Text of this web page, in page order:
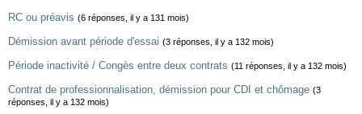
RC ou préavis (6 réponses, il y a 131 mois)
Démission avant période d'essai (3 réponses, il y a 132 mois)
Période inactivité / Congès entre deux contrats (11 réponses, il y a 132 mois)
Contrat de professionnalisation, démission pour CDI et chômage (3
réponses, il y a 132 mois)